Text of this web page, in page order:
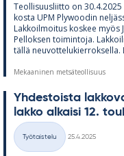
Teol­li­suus­liitto on
kosta UPM Plywoo­din
Lak­koil­moi­tus kos­kee myös
Pel­lok­sen toi­min­toja.
tällä neu­vot­te­lu­kier­rok­sella.
Mekaaninen metsäteollisuus
Yh­des­toista
lakko al­kaisi 12.
Kategoriat
Työtaistelu
25.4.2025